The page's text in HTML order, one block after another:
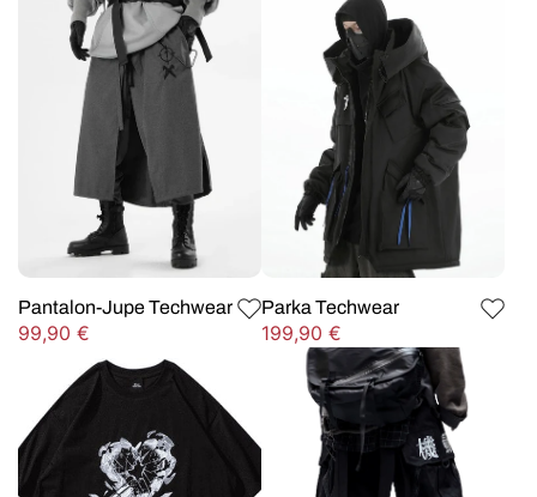
Pantalon-Jupe Techwear
Prix
99,90 €
Parka Techwear
Prix
habituel
199,90 €